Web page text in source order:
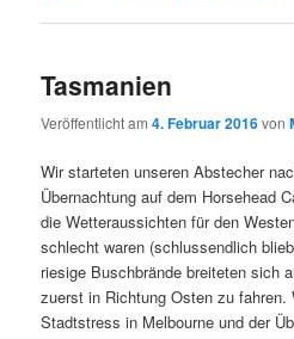
Tasmanien
Veröffentlicht am4. Februar 2016von
Wir starteten unseren Abstecher
Übernachtung auf dem Horsehead
die Wetteraussichten für den
schlecht waren (schlussendlich
riesige Buschbrände breiteten sich
zuerst in Richtung Osten zu fahren.
Stadtstress in Melbourne und der